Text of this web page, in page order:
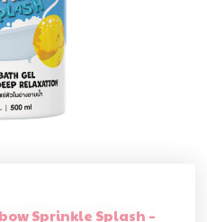
Sprinkle Splash –